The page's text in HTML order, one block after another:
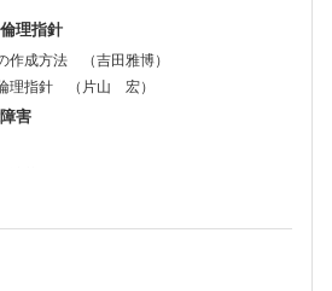
樹）
萩森伸一）
）
野光博）
ギー性真菌性鼻副鼻腔炎 （吉川 衛）
猛史）
（伏見勝哉，都築建三）
理指針
作成方法 （吉田雅博）
理指針 （片山 宏）
害
真人）
学）
裕）
藤えみり，瀬尾友佳子，野中 学）